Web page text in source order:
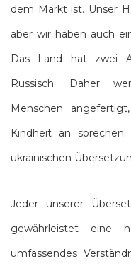
dem Markt ist. Unser
aber wir haben auch
Das Land hat zwei
Russisch. Daher
Menschen
Kindheit an
ukrainischen
Jeder unserer
gewährleistet eine
umfassendes